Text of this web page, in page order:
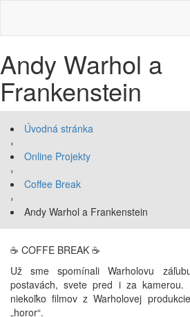
Andy Warhol a
Frankenstein
Úvodná stránka
›
Online Projekty
›
Coffee Break
›
Andy Warhol a Frankenstein
☕ COFFE BREAK ☕
Už sme spomínali Warholovu
postavách, svete pred i za kamerou.
niekoľko filmov z Warholovej
„horor“.